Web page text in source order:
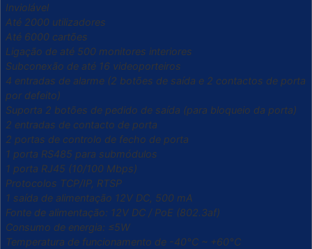
Inviolável
Até 2000 utilizadores
Até 6000 cartões
Ligação de até 500 monitores interiores
Subconexão de até 16 videoporteiros
4 entradas de alarme (2 botões de saída e 2 contactos de porta
por defeito)
Suporta 2 botões de pedido de saída (para bloqueio da porta)
2 entradas de contacto de porta
2 portas de controlo de fecho de porta
1 porta RS485 para submódulos
1 porta RJ45 (10/100 Mbps)
Protocolos TCP/IP, RTSP
1 saída de alimentação 12V DC, 500 mA
Fonte de alimentação: 12V DC / PoE (802.3af)
Consumo de energia: ≤5W
Temperatura de funcionamento de -40°C ~ +60°C